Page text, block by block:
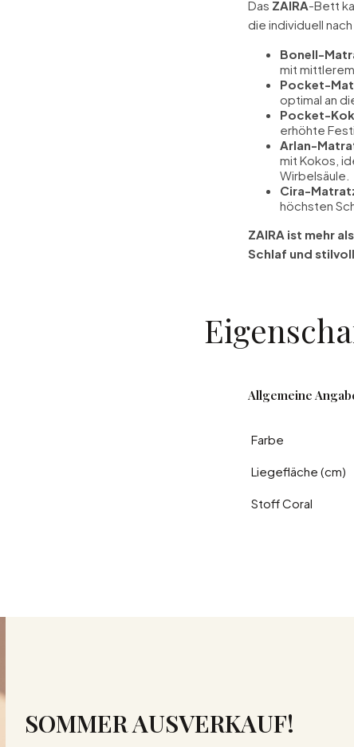
Das ZAIRA-Bett
die individuell
Bonell-
mit
Pocket-
optimal an
Pocket-
erhöhte
Arlan-
mit Kokos,
Wirbelsäule.
Cira-
höchsten
ZAIRA ist mehr
Schlaf und
Allgemeine
Farbe
Liegefläche (cm)
Stoff Coral
SOMMER AUSVERKAUF!